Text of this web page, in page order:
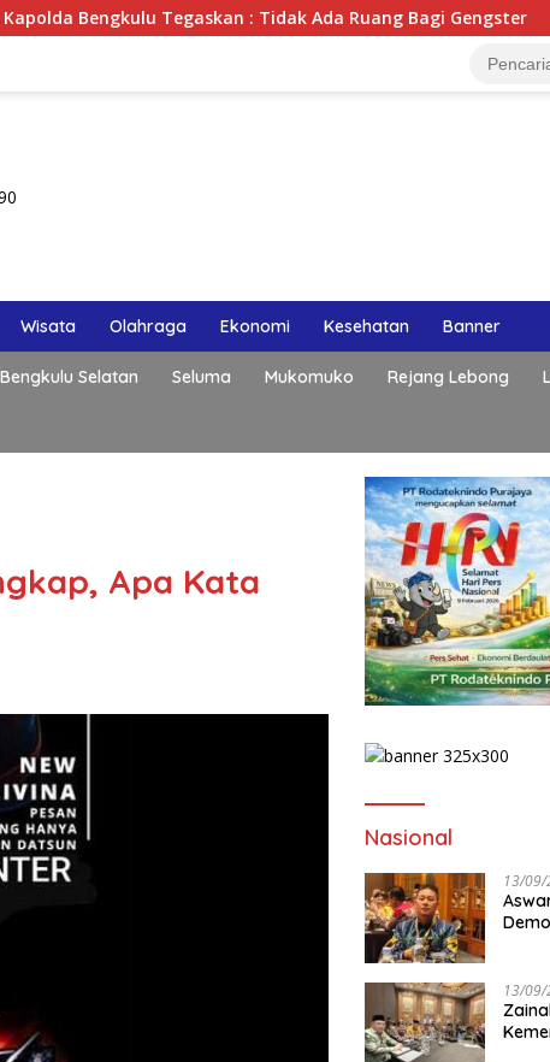
Tegaskan : Tidak Ada Ruang Bagi Gengster
Wisata Olahraga Ekonomi Kesehatan Banner
Bengkulu Selatan Seluma Mukomuko Rejang Lebong
Apa Kata
Nasional
13/
13/